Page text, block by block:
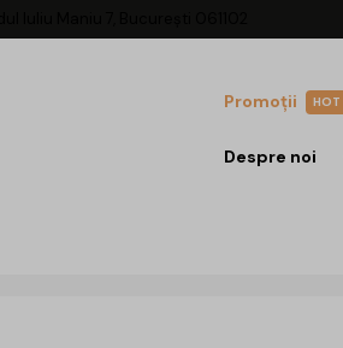
HOT
Promoții
Despre noi